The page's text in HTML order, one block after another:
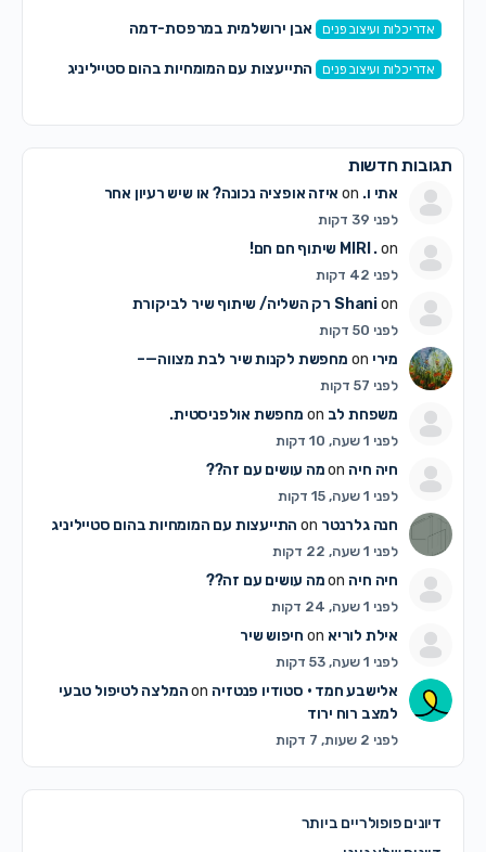
אדריכלות ועיצוב פנים אבן ירושלמית במרפסת-דמה
אדריכלות ועיצוב פנים התייעצות עם המומחיות בהום סטייליניג
תגובות חדשות
אתי ו.on איזה אופציה נכונה? או שיש רעיון אחר
לפני 39 דקות
MIRI .on שיתוף חם חם!
לפני 42 דקות
Shanion רק השליה/ שיתוף שיר לביקורת
לפני 50 דקות
מיריon מחפשת לקנות שיר לבת מצווה—–
לפני 57 דקות
משפחת לבon מחפשת אולפניסטית.
לפני 1 שעה, 10 דקות
חיה חיהon מה עושים עם זה??
לפני 1 שעה, 15 דקות
חנה גלרנטרon התייעצות עם המומחיות בהום סטייליניג
לפני 1 שעה, 22 דקות
חיה חיהon מה עושים עם זה??
לפני 1 שעה, 24 דקות
אילת לוריאon חיפוש שיר
לפני 1 שעה, 53 דקות
אלישבע חמד • סטודיו פנטזיהon
המלצה לטיפול טבעי
למצב רוח ירוד
לפני 2 שעות, 7 דקות
דיונים פופולריים ביותר